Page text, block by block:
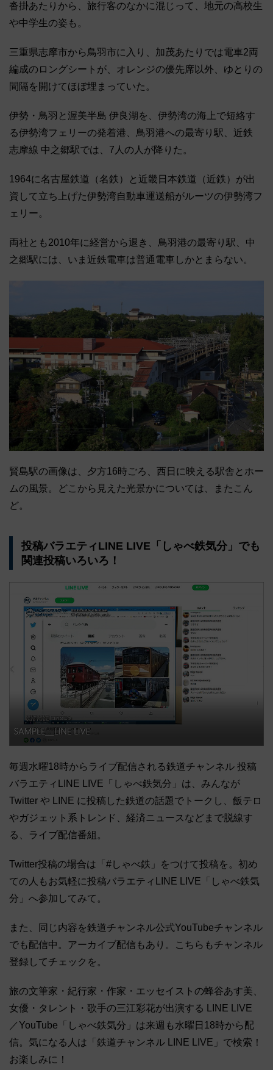
沓掛あたりから、旅行客のなかに混じって、地元の高校生
や中学生の姿も。
三重県志摩市から鳥羽市に入り、加茂あたりでは電車2両
編成のロングシートが、オレンジの優先席以外、ゆとりの
間隔を開けてほぼ埋まっていた。
伊勢・鳥羽と渥美半島 伊良湖を、伊勢湾の海上で短絡す
る伊勢湾フェリーの発着港、鳥羽港への最寄り駅、近鉄
志摩線 中之郷駅では、7人の人が降りた。
1964に名古屋鉄道（名鉄）と近畿日本鉄道（近鉄）が出
資して立ち上げた伊勢湾自動車運送船がルーツの伊勢湾フ
ェリー。
両社とも2010年に経営から退き、鳥羽港の最寄り駅、中
之郷駅には、いま近鉄電車は普通電車しかとまらない。
賢島駅の画像は、夕方16時ごろ、西日に映える駅舎とホー
ムの風景。どこから見えた光景かについては、またこん
ど。
投稿バラエティLINE LIVE「しゃべ鉄気分」でも
関連投稿いろいろ！
毎週水曜18時からライブ配信される鉄道チャンネル 投稿
バラエティLINE LIVE「しゃべ鉄気分」は、みんなが
Twitter や LINE に投稿した鉄道の話題でトークし、飯テロ
やガジェット系トレンド、経済ニュースなどまで脱線す
る、ライブ配信番組。
Twitter投稿の場合は「#しゃべ鉄」をつけて投稿を。初め
ての人もお気軽に投稿バラエティLINE LIVE「しゃべ鉄気
分」へ参加してみて。
また、同じ内容を鉄道チャンネル公式YouTubeチャンネル
でも配信中。アーカイブ配信もあり。こちらもチャンネル
登録してチェックを。
旅の文筆家・紀行家・作家・エッセイストの蜂谷あす美、
女優・タレント・歌手の三江彩花が出演する LINE LIVE
／YouTube「しゃべ鉄気分」は来週も水曜日18時から配
信。気になる人は「鉄道チャンネル LINE LIVE」で検索！
お楽しみに！